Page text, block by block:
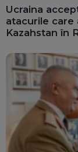
Ucraina
atacurile
Kazahstan în